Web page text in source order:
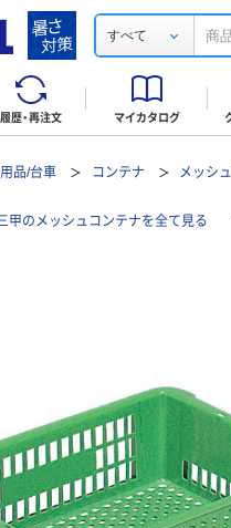
すべて
履歴・再注文 マイカタログ
品/台車 コンテナ メッシ
甲のメッシュコンテナを全て見る